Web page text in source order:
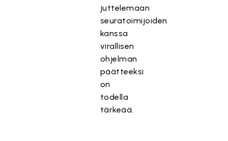
juttelemaan
seuratoimijoiden
kanssa
virallisen
ohjelman
päätteeksi
on
todella
tärkeää.